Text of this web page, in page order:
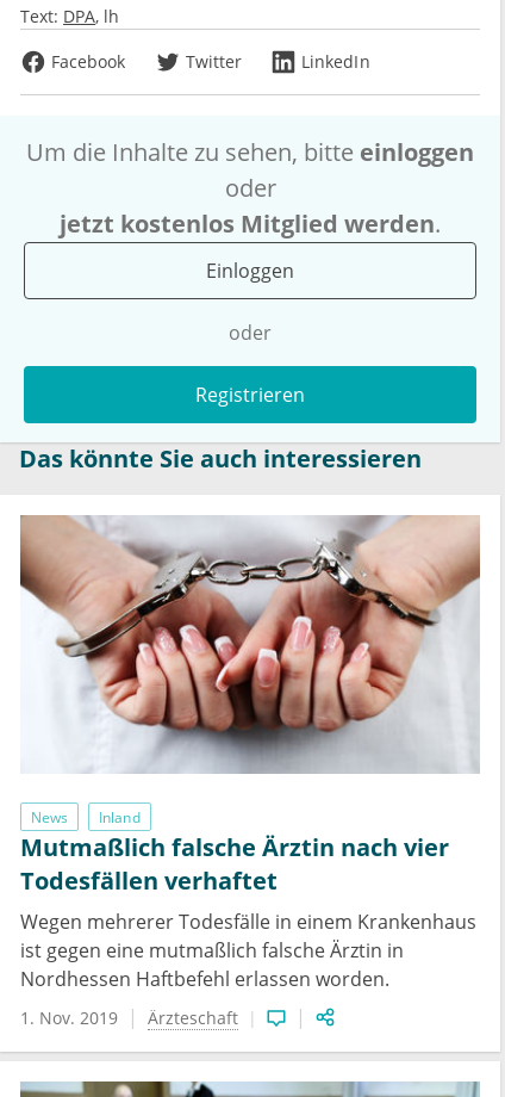
Text: DPA lh
Facebook
Twitter LinkedIn
Um die Inhalte zu sehen, bitte einloggen
oder
jetzt kostenlos Mitglied werden.
Einloggen
oder
Registrieren
Das könnte Sie auch interessieren
News Inland
Mutmaßlich falsche Ärztin nach vier
Todesfällen verhaftet
Wegen mehrerer Todesfälle in einem Krankenhaus
ist gegen eine mutmaßlich falsche Ärztin in
Nordhessen Haftbefehl erlassen worden.
1. Nov. 2019 Ärzteschaft